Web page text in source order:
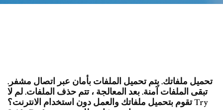
تحميل ملفاتك. يتم تحميل الملفات بأمان عبر اتصال مشفر.
تبقى الملفات آمنة. بعد المعالجة ، تتم حذف الملفات. لم لا
تقوم بتحميل ملفاتك والعمل دون استخدام الانترنت؟ Try